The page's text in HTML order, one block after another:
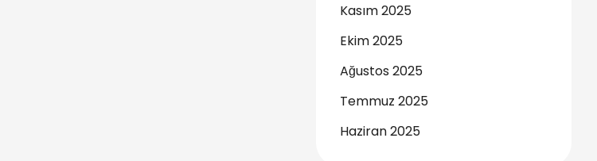
Kasım 2025
Ekim 2025
Ağustos 2025
Temmuz 2025
Haziran 2025